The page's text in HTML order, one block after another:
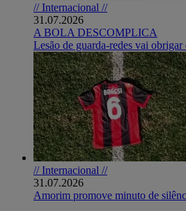
// Internacional //
31.07.2026
A BOLA DESCOMPLICA
Lesão de guarda-redes vai
// Internacional //
31.07.2026
Amorim promove minuto de